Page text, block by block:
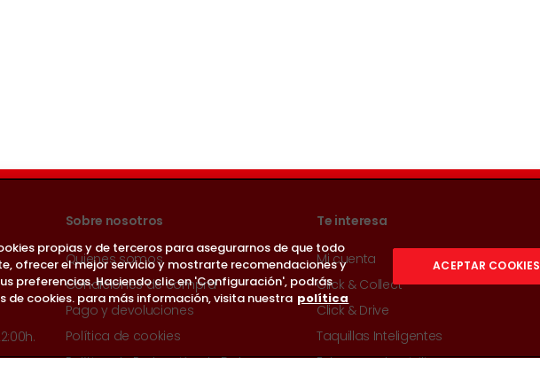
Sobre nosotros
Quienes somos
Condiciones de compra
Pago y devoluciones
Política de cookies
Política de Protección de Datos
Te interesa
Mi cuenta
Click & Collect
Click & Drive
Taquillas Inteligentes
Entrega a domicilio
propias y de terceros para asegurarnos de que todo
ofrecer el mejor servicio y mostrarte recomendaciones y
preferencias. Haciendo clic en 'Configuración', podrás
de cookies. para más información, visita nuestra política
ACEPTAR COOKIES